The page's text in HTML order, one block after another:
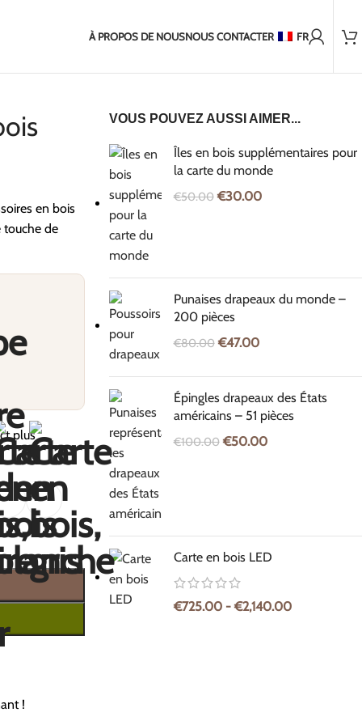
À PROPOS DE NOUSNOUS CONTACTER FR
en bois
touche de
plus
!
VOUS POUVEZ AUSSI AIMER...
Îles en bois supplémentaires pour
la carte du monde
€50.00 €30.00
Punaises drapeaux du monde –
200 pièces
€80.00 €47.00
Épingles drapeaux des États
américains – 51 pièces
€100.00 €50.00
Carte en bois LED
€725.00 - €2,140.00